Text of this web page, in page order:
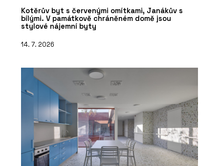
Kotěrův byt s červenými omítkami, Janákův s
bílými. V památkově chráněném domě jsou
stylové nájemní byty
14. 7. 2026